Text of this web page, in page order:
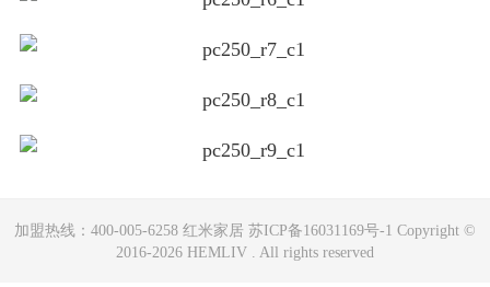
加盟热线：400-005-6258 红米家居 苏ICP备16031169号-1 Copyright ©
2016-2026 HEMLIV . All rights reserved